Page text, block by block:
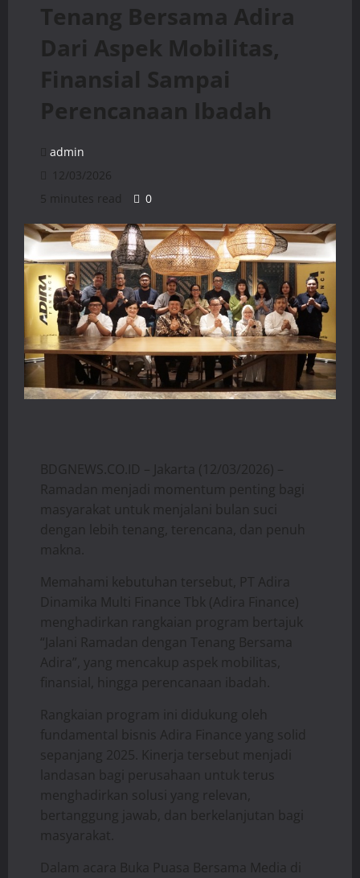
Tenang Bersama Adira
Dari Aspek Mobilitas,
Finansial Sampai
Perencanaan Ibadah
admin
12/03/2026
5 minutes read
0
BDGNEWS.CO.ID – Jakarta (12/03/2026) –
Ramadan menjadi momentum penting bagi
masyarakat untuk menjalani bulan suci
dengan lebih tenang, terencana, dan penuh
makna.
Memahami kebutuhan tersebut, PT Adira
Dinamika Multi Finance Tbk (Adira Finance)
menghadirkan rangkaian program bertajuk
“Jalani Ramadan dengan Tenang Bersama
Adira”, yang mencakup aspek mobilitas,
finansial, hingga perencanaan ibadah.
Rangkaian program ini didukung oleh
fundamental bisnis Adira Finance yang solid
sepanjang 2025. Kinerja tersebut menjadi
landasan bagi perusahaan untuk terus
menghadirkan solusi yang relevan,
bertanggung jawab, dan berkelanjutan bagi
masyarakat.
Dalam acara Buka Puasa Bersama Media di